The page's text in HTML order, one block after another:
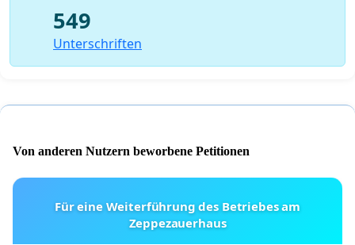
549
Unterschriften
Von anderen Nutzern beworbene Petitionen
Für eine Weiterführung des Betriebes am
Zeppezauerhaus